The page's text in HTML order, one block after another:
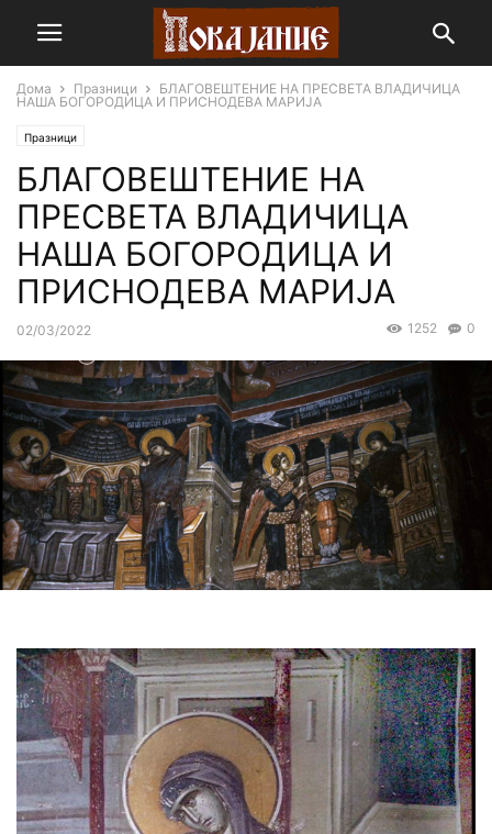
Дома Празници
БЛАГОВЕШТЕНИЕ НА ПРЕСВЕТА ВЛАДИЧИЦА
НАША БОГОРОДИЦА И ПРИСНОДЕВА МАРИЈА
Празници
БЛАГОВЕШТЕНИЕ НА
ПРЕСВЕТА ВЛАДИЧИЦА
НАША БОГОРОДИЦА И
ПРИСНОДЕВА МАРИЈА
02/03/2022 0
1252